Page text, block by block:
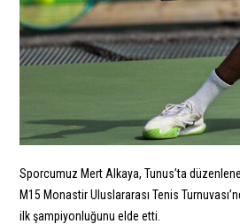
Sporcumuz Mert Alkaya, Tunus’ta
M15 Monastir Uluslararası Tenis
ilk şampiyonluğunu elde etti.